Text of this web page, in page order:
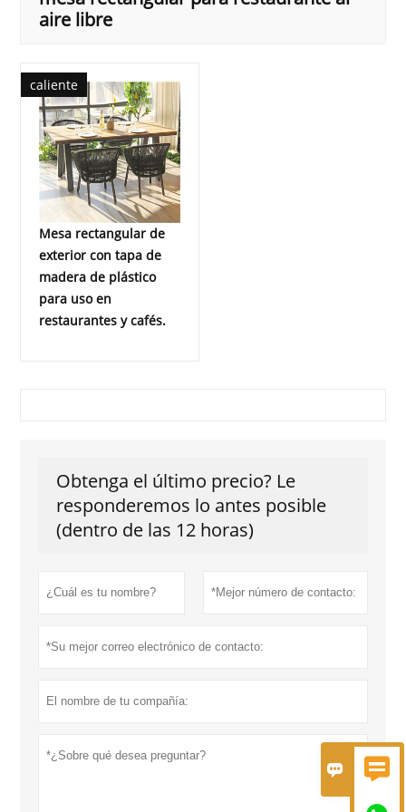
 
aire libre
caliente
Mesa rectangular de
exterior con tapa de
madera de plástico
para uso en
restaurantes y cafés.
Obtenga el último precio? Le
responderemos lo antes posible
(dentro de las 12 horas)